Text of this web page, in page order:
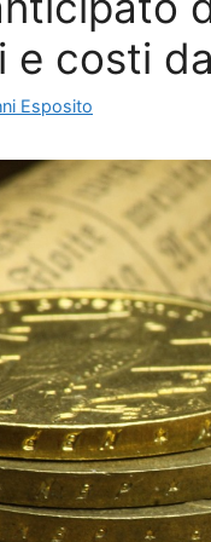
e costi
Esposito